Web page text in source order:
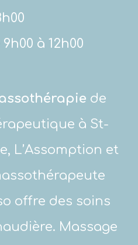
à 12h00
de
à St-
L’Assomption et
offre des soins
Massage